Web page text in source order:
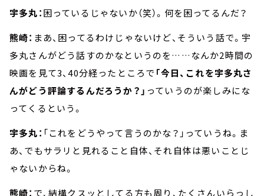
宇多丸：困っているじゃないか（笑）。何を困ってるんだ？
熊崎： まあ、困ってるわけじゃないけど、そういう話で。宇
多丸さんがどう話すのかなというのを……なんか2時間の
映画を見て3、40分経ったところで 「今日、これを宇多丸さ
んがどう評論するんだろうか？」 っていうのが楽しみにな
ってくるという。
宇多丸： 「これをどうやって言うのかな？」っていうね。ま
あ、でもサラリと見れること自体、それ自体は悪いことじ
ゃないからね。
熊崎： で、結構クスッとしてる方も周り、たくさんいらっし